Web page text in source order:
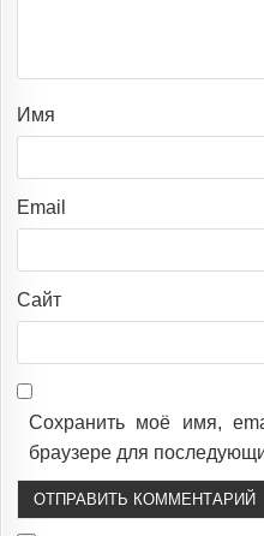
Имя
Email
Сайт
Сохранить моё имя,
браузере для